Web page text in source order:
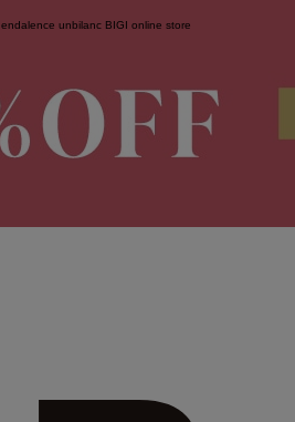
endalence unbilanc BIGI online store